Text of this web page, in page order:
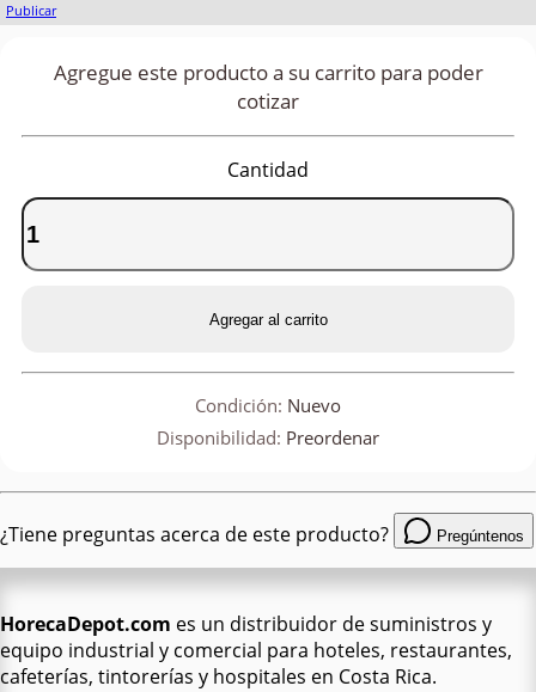
Publicar
Agregue este producto a su carrito para poder
cotizar
Cantidad
Agregar al carrito
Condición: Nuevo
Disponibilidad: Preordenar
¿Tiene preguntas acerca de este producto? Pregúntenos
HorecaDepot.com es un distribuidor de suministros y
equipo industrial y comercial para hoteles, restaurantes,
cafeterías, tintorerías y hospitales en Costa Rica.